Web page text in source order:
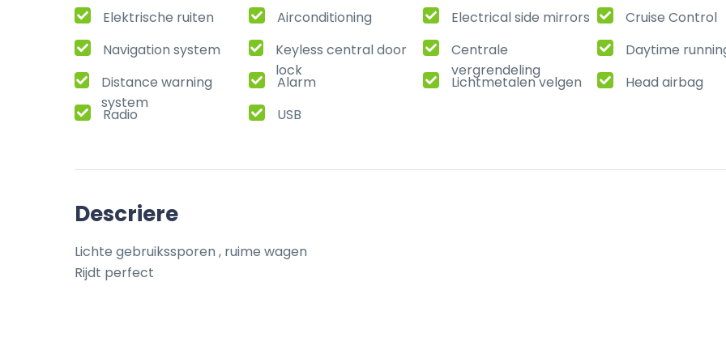
Elektrische ruiten Airconditioning Electrical side mirrors
Cruise Control
Navigation system
Keyless central door
lock
Centrale
vergrendeling
Daytime
Distance warning
system
Alarm Lichtmetalen velgen
Head airbag
Radio
USB
Descriere
Lichte gebruikssporen , ruime wagen
Rijdt perfect